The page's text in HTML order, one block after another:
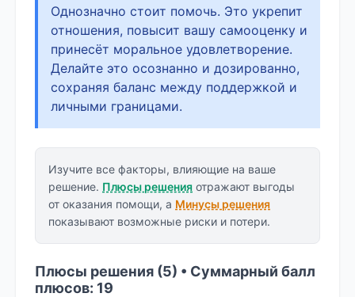
Однозначно стоит помочь. Это укрепит
отношения, повысит вашу самооценку и
принесёт моральное удовлетворение.
Делайте это осознанно и дозированно,
сохраняя баланс между поддержкой и
личными границами.
Изучите все факторы, влияющие на ваше
решение. Плюсы решения отражают выгоды
от оказания помощи, а Минусы решения
показывают возможные риски и потери.
Плюсы решения (5) • Суммарный балл
плюсов: 19